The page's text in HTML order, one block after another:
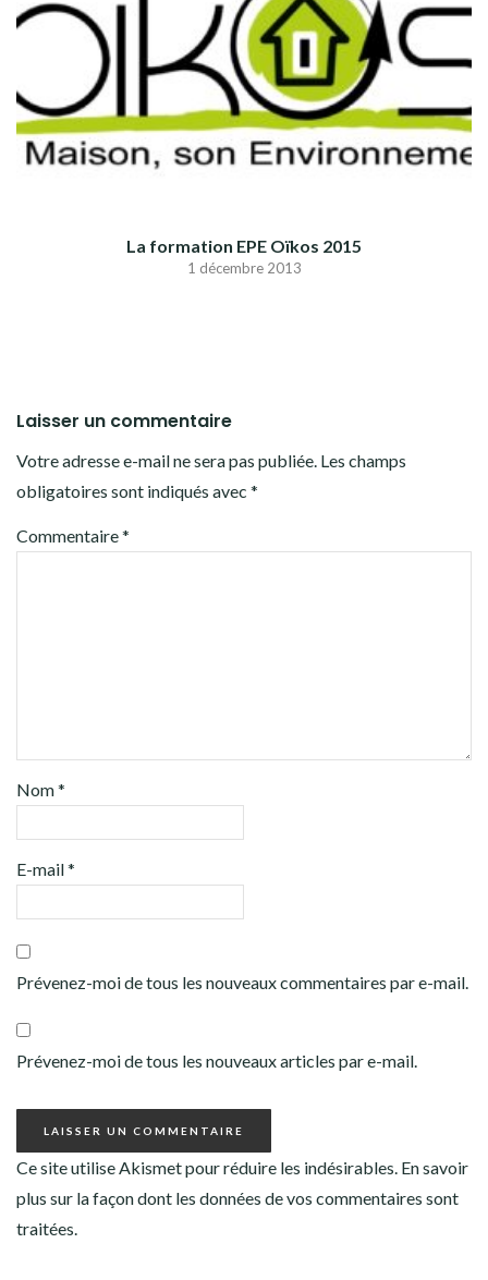
La formation EPE Oïkos 2015
1 décembre 2013
Laisser un commentaire
Votre adresse e-mail ne sera pas publiée. Les champs
obligatoires sont indiqués avec *
Commentaire*
Nom*
E-mail*
Prévenez-moi de tous les nouveaux commentaires par e-mail.
Prévenez-moi de tous les nouveaux articles par e-mail.
Ce site utilise Akismet pour réduire les indésirables. En savoir
plus sur la façon dont les données de vos commentaires sont
traitées.